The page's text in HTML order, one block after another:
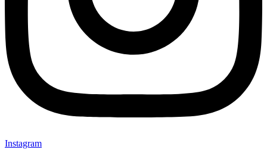
Instagram